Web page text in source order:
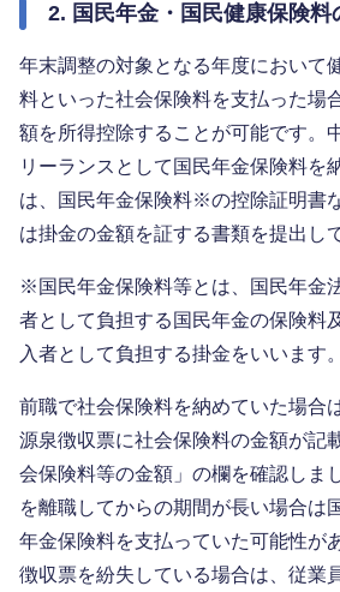
2. 国民年金・国民健康保険料
年末調整の対象となる年度において
料といった社会保険料を支払った場
額を所得控除することが可能です。
リーランスとして国民年金保険料を
は、国民年金保険料※の控除証明書
は掛金の金額を証する書類を提出し
※国民年金保険料等とは、国民年金
者として負担する国民年金の保険料
入者として負担する掛金をいいます。
前職で社会保険料を納めていた場合
源泉徴収票に社会保険料の金額が記
会保険料等の金額」の欄を確認しま
を離職してからの期間が長い場合は
年金保険料を支払っていた可能性が
徴収票を紛失している場合は、従業